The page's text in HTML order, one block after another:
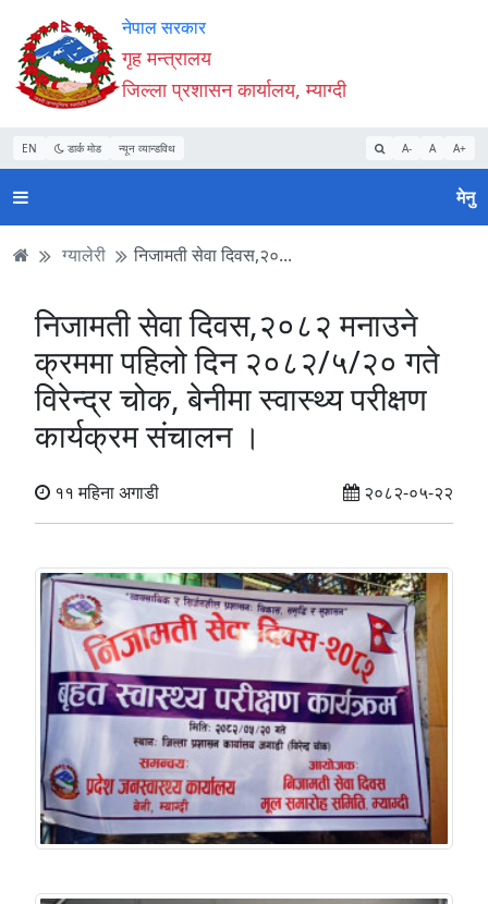
Accessibility
Mode
सुरु
गर्नुहोस्
सामाग्री
पढ्नुहाेस्
नेभिगेसन
पढ्नुहाेस्
वेबसाइट
खोजमा
जानुहोस्
नेपाल सरकार
गृह मन्त्रालय
जिल्ला प्रशासन कार्यालय, म्याग्दी
EN डार्क मोड न्यून व्यान्डविथ A- A A+
मेनु
ग्यालेरी निजामती सेवा दिवस,२०...
निजामती सेवा दिवस,२०८२ मनाउने
क्रममा पहिलो दिन २०८२/५/२० गते
विरेन्द्र चोक, बेनीमा स्वास्थ्य परीक्षण
कार्यक्रम संचालन ।
११ महिना अगाडी २०८२-०५-२२